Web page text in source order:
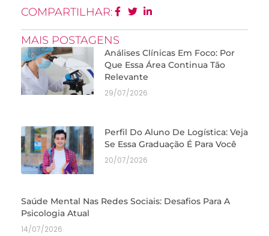
COMPARTILHAR:
MAIS POSTAGENS
Análises Clínicas Em Foco: Por
Que Essa Área Continua Tão
Relevante
29/07/2026
Perfil Do Aluno De Logística: Veja
Se Essa Graduação É Para Você
20/07/2026
Saúde Mental Nas Redes Sociais: Desafios Para A
Psicologia Atual
14/07/2026